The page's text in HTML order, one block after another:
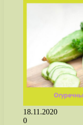
18.11.2020
0